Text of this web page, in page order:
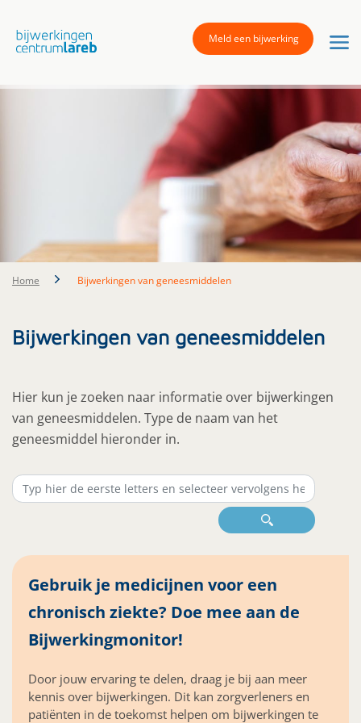
Meld een bijwerking
Home Bijwerkingen van geneesmiddelen
Bijwerkingen van geneesmiddelen
Hier kun je zoeken naar informatie over bijwerkingen
van geneesmiddelen. Type de naam van het
geneesmiddel hieronder in.
Gebruik je medicijnen voor een
chronisch ziekte? Doe mee aan de
Bijwerkingmonitor!
Door jouw ervaring te delen, draag je bij aan meer
kennis over bijwerkingen. Dit kan zorgverleners en
patiënten in de toekomst helpen om bijwerkingen te